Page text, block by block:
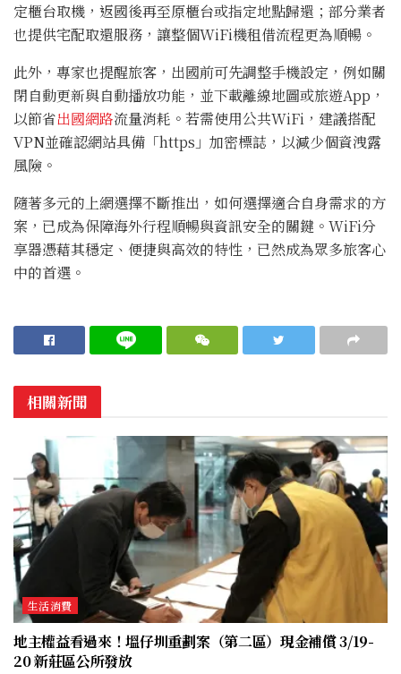
定櫃台取機，返國後再至原櫃台或指定地點歸還；部分業者
也提供宅配取還服務，讓整個WiFi機租借流程更為順暢。
此外，專家也提醒旅客，出國前可先調整手機設定，例如關
閉自動更新與自動播放功能，並下載離線地圖或旅遊App，
以節省出國網路流量消耗。若需使用公共WiFi，建議搭配
VPN並確認網站具備「https」加密標誌，以減少個資洩露
風險。
隨著多元的上網選擇不斷推出，如何選擇適合自身需求的方
案，已成為保障海外行程順暢與資訊安全的關鍵。WiFi分
享器憑藉其穩定、便捷與高效的特性，已然成為眾多旅客心
中的首選。
相關新聞
生活消費
地主權益看過來！塭仔圳重劃案（第二區）現金補償 3/19-
20 新莊區公所發放